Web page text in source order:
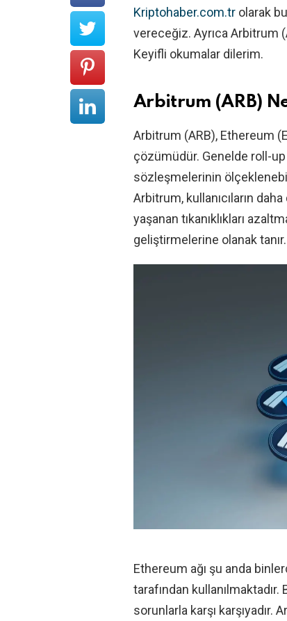
Kriptohaber.com.tr olarak
vereceğiz. Ayrıca Arbitrum
Keyifli okumalar dilerim.
Arbitrum (ARB)
Arbitrum (ARB), Ethereum
çözümüdür. Genelde roll-
sözleşmelerinin
Arbitrum, kullanıcıların
yaşanan tıkanıklıkları
geliştirmelerine olanak tanır.
Ethereum ağı şu anda
tarafından
sorunlarla karşı karşıyadır.